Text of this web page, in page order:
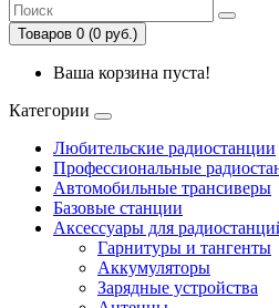
Товаров 0 (0 руб.)
Ваша корзина пуста!
Категории
Любительские радиостанции
Профессиональные
Автомобильные трансиверы
Базовые станции
Аксессуары для
Гарнитуры и тангенты
Аккумуляторы
Зарядные устройства